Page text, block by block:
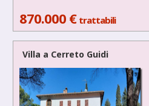
870.000 € trattabili
Villa a Cerreto Guidi